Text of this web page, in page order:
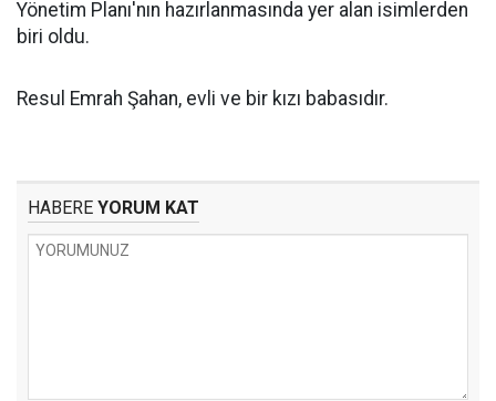
Yönetim Planı'nın hazırlanmasında yer alan isimlerden
biri oldu.
Resul Emrah Şahan, evli ve bir kızı babasıdır.
HABERE YORUM KAT